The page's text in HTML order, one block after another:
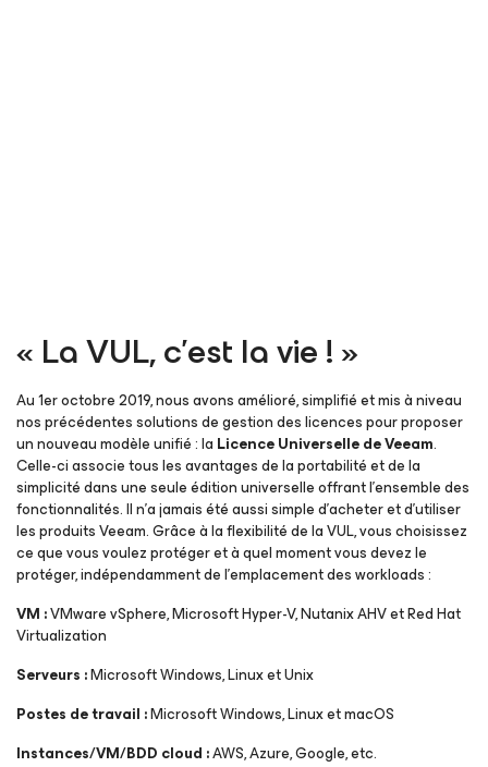
« La VUL, c’est la vie ! »
Au 1er octobre 2019, nous avons amélioré, simplifié et mis à niveau
nos précédentes solutions de gestion des licences pour proposer
un nouveau modèle unifié : la Licence Universelle de Veeam.
Celle-ci associe tous les avantages de la portabilité et de la
simplicité dans une seule édition universelle offrant l’ensemble des
fonctionnalités. Il n’a jamais été aussi simple d’acheter et d’utiliser
les produits Veeam. Grâce à la flexibilité de la VUL, vous choisissez
ce que vous voulez protéger et à quel moment vous devez le
protéger, indépendamment de l’emplacement des workloads :
VM :VMware vSphere, Microsoft Hyper-V, Nutanix AHV et Red Hat
Virtualization
Serveurs :Microsoft Windows, Linux et Unix
Postes de travail :Microsoft Windows, Linux et macOS
Instances/VM/BDD cloud :AWS, Azure, Google, etc.